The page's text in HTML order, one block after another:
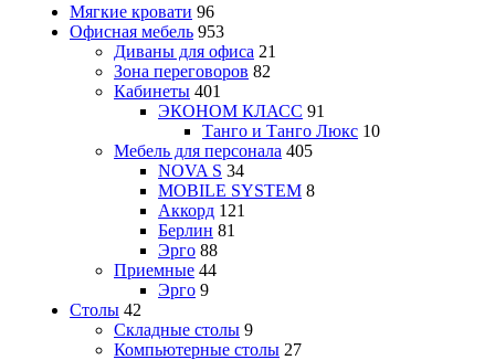
Мягкие кровати 96
Офисная мебель 953
Диваны для офиса 21
Зона переговоров 82
Кабинеты 401
ЭКОНОМ КЛАСС 91
Танго и Танго Люкс 10
Мебель для персонала 405
NOVA S 34
MOBILE SYSTEM 8
Аккорд 121
Берлин 81
Эрго 88
Приемные 44
Эрго 9
Столы 42
Складные столы 9
Компьютерные столы 27